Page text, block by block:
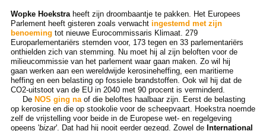
Wopke Hoekstraheeft zijn droombaantje te pakken. Het Europees
Parlement heeft gisteren zoals verwacht ingestemd met zijn
benoeming tot nieuwe Eurocommissaris Klimaat. 279
Europarlementariërs stemden voor, 173 tegen en 33 parlementariërs
onthielden zich van stemming. Nu moet hij al zijn beloften voor de
milieucommissie van het parlement waar gaan maken. Zo wil hij
gaan werken aan een wereldwijde kerosineheffing, een maritieme
heffing en een belasting op fossiele brandstoffen. Ook wil hij dat de
CO2-uitstoot van de EU in 2040 met 90 procent is verminderd.
De NOS ging na of die beloftes haalbaar zijn. Eerst de belasting
op kerosine en die op stookolie voor de scheepvaart. Hoekstra noemde
zelf de vrijstelling voor beide in de Europese wet- en regelgeving
opeens 'bizar'. Dat had hij nooit eerder gezegd. Zowel de International